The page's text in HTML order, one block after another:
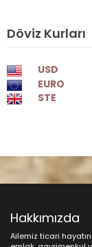
Döviz Kurları
USD
EURO
STE
Hakkımızda
Ailemiz ticari